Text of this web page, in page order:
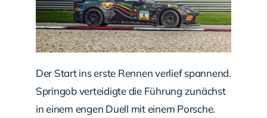
Der Start ins erste Rennen verlief spannend.
Springob verteidigte die Führung zunächst
in einem engen Duell mit einem Porsche.